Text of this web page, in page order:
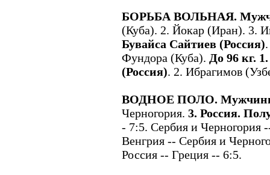
БОРЬБА ВОЛЬНАЯ.
(Куба). 2. Йокар (Иран). 3.
Бувайса Сайтиев (Россия).
Фундора (Куба). До 96 кг.
(Россия). 2. Ибрагимов
ВОДНОЕ ПОЛО.
Черногория. 3. Россия.
- 7:5. Сербия и Черногория
Венгрия -- Сербия и
Россия -- Греция -- 6:5.